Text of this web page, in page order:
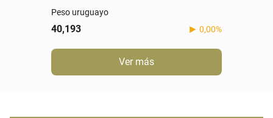
Peso uruguayo
40,193 0,00%
Ver más